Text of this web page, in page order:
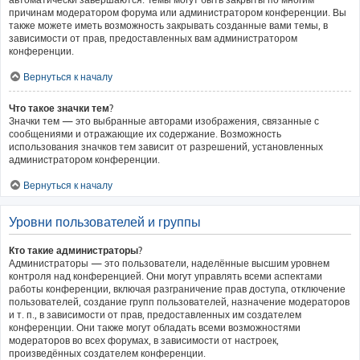
причинам модератором форума или администратором конференции. Вы
также можете иметь возможность закрывать созданные вами темы, в
зависимости от прав, предоставленных вам администратором
конференции.
Вернуться к началу
Что такое значки тем?
Значки тем — это выбранные авторами изображения, связанные с
сообщениями и отражающие их содержание. Возможность
использования значков тем зависит от разрешений, установленных
администратором конференции.
Вернуться к началу
Уровни пользователей и группы
Кто такие администраторы?
Администраторы — это пользователи, наделённые высшим уровнем
контроля над конференцией. Они могут управлять всеми аспектами
работы конференции, включая разграничение прав доступа, отключение
пользователей, создание групп пользователей, назначение модераторов
и т. п., в зависимости от прав, предоставленных им создателем
конференции. Они также могут обладать всеми возможностями
модераторов во всех форумах, в зависимости от настроек,
произведённых создателем конференции.